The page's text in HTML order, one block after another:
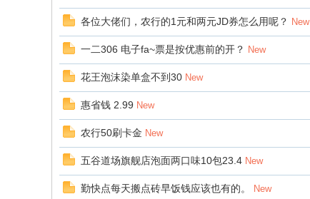
各位大佬们，农行的1元和两元JD券怎么用呢？ New
一二306 电子fa~票是按优惠前的开？ New
花王泡沫染单盒不到30 New
惠省钱 2.99 New
农行50刷卡金 New
五谷道场旗舰店泡面两口味10包23.4 New
勤快点每天搬点砖早饭钱应该也有的。 New